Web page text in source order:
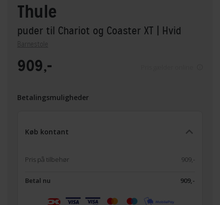
Thule
puder til Chariot og Coaster XT | Hvid
Barnestole
909,-
Betalingsmuligheder
Køb kontant
Pris på tilbehør 909,-
Betal nu 909,-